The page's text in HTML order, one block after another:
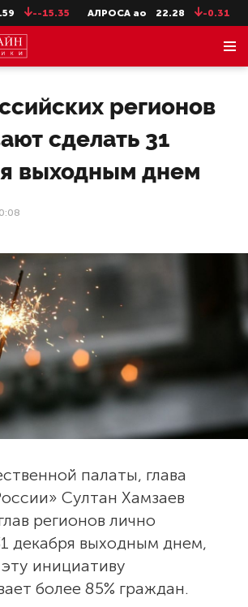
--15.35 АЛРОСА ао 22.28 -0.31
регионов
сделать 31
выходным днем
палаты, глава
Султан Хамзаев
регионов лично
декабря выходным днем,
инициативу
более 85% граждан.